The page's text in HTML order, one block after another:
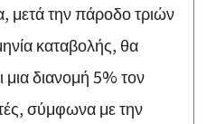
μετά την πάροδο τριών
καταβολής, θα
μια διανομή 5% τον
σύμφωνα με την